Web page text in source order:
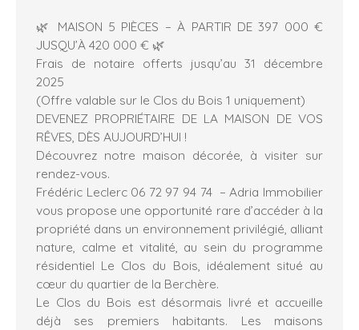
🌿 MAISON 5 PIÈCES – À PARTIR DE 397 000 €
JUSQU’À 420 000 € 🌿
Frais de notaire offerts jusqu’au 31 décembre
2025
(Offre valable sur le Clos du Bois 1 uniquement)
DEVENEZ PROPRIÉTAIRE DE LA MAISON DE VOS
RÊVES, DÈS AUJOURD’HUI !
Découvrez notre maison décorée, à visiter sur
rendez-vous.
Frédéric Leclerc 06 72 97 94 74 – Adria Immobilier
vous propose une opportunité rare d’accéder à la
propriété dans un environnement privilégié, alliant
nature, calme et vitalité, au sein du programme
résidentiel Le Clos du Bois, idéalement situé au
cœur du quartier de la Berchère.
Le Clos du Bois est désormais livré et accueille
déjà ses premiers habitants. Les maisons